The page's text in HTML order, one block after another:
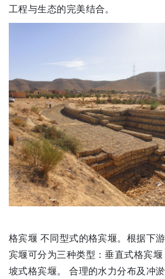
工程与生态的完美结合。
格宾堰 不同型式的格宾堰。根据下
宾堰可分为三种类型：垂直式格宾
坡式格宾堰。 合理的水力分布及冲